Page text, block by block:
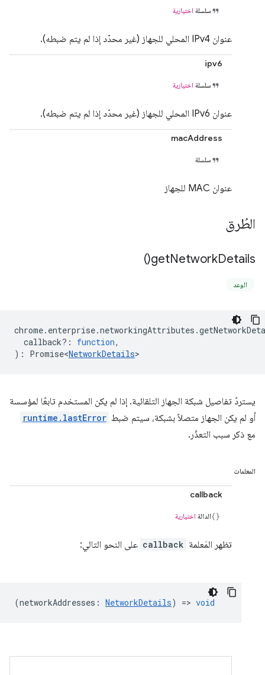
سلسلة اختيارية
عنوان IPv4 المحلي للجهاز (غير محدّد إذا لم يتم ضبطه).
ipv6
سلسلة اختيارية
عنوان IPv6 المحلي للجهاز (غير محدّد إذا لم يتم ضبطه).
macAddress
سلسلة
عنوان MAC للجهاز
الطُرق
getNetworkDetails(
)
الوعد
chrome. enterprise.networkingAttributes .
callback? : function,
) : Promise<NetworkDetails>
يستردّ تفاصيل شبكة الجهاز التلقائية. إذا لم يكن المستخدم تابعًا لمؤسسة
أو لم يكن الجهاز متصلاً بشبكة، سيتم ضبط runtime.lastError
مع ذكر سبب التعذّر.
المعلمات
callback
الدالة اختيارية
تظهر المَعلمة callback على النحو التالي:
(networkAddresses : NetworkDetails) => void